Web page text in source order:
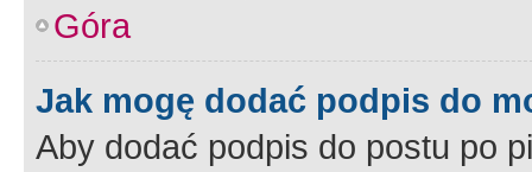
Góra
Jak mogę dodać podpis do
Aby dodać podpis do postu po